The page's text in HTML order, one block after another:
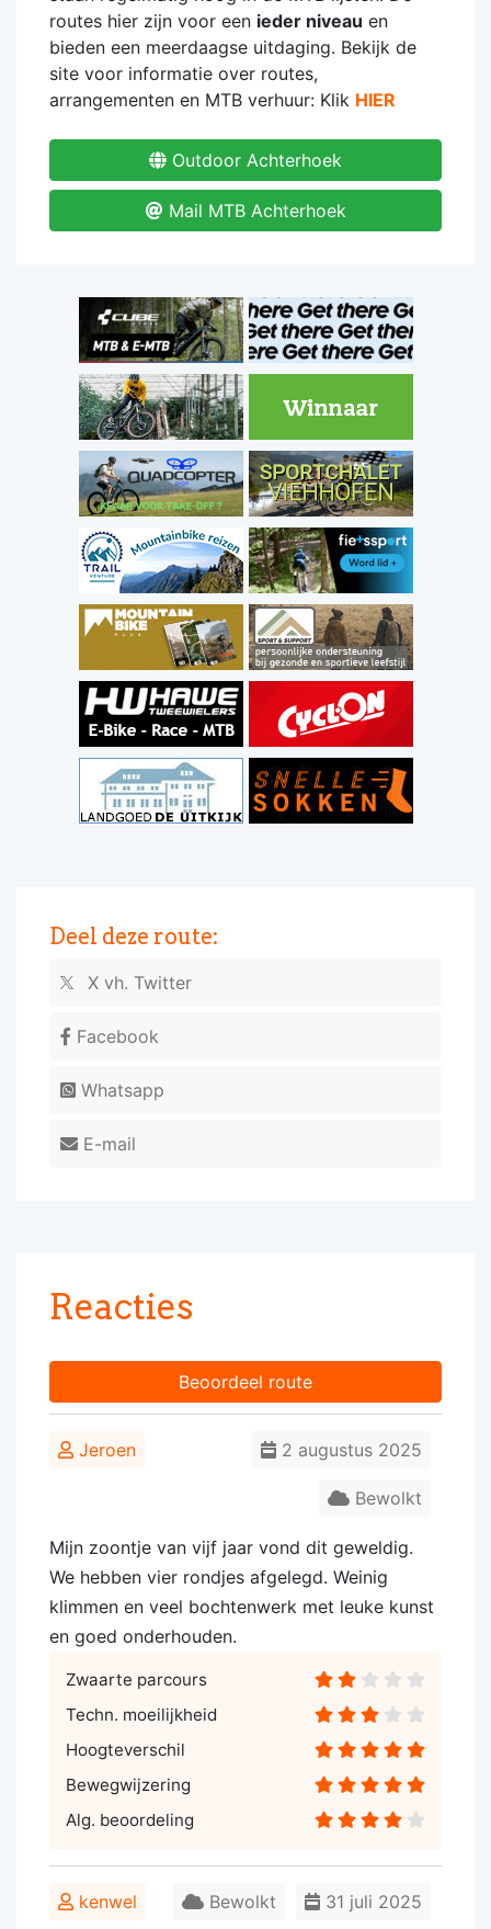
routes hier zijn voor een ieder niveau en
bieden een meerdaagse uitdaging. Bekijk de
site voor informatie over routes,
arrangementen en MTB verhuur: Klik HIER
Outdoor Achterhoek
Mail MTB Achterhoek
Deel deze route:
X vh. Twitter
Facebook
Whatsapp
E-mail
Reacties
Beoordeel route
Jeroen 2 augustus 2025
Bewolkt
Mijn zoontje van vijf jaar vond dit geweldig.
We hebben vier rondjes afgelegd. Weinig
klimmen en veel bochtenwerk met leuke kunst
en goed onderhouden.
Zwaarte parcours
Techn. moeilijkheid
Hoogteverschil
Bewegwijzering
Alg. beoordeling
kenwel 31 juli 2025
Bewolkt